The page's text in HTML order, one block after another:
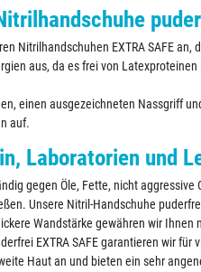
Nitrilhandschuhen EXTRA SAFE
aus, da es frei von
einen ausgezeichneten Nassgriff
auf.
Laboratorien und
gegen Öle, Fette, nicht
Unsere Nitril-Handschuhe
Wandstärke gewähren wir
EXTRA SAFE garantieren wir
Haut an und bieten ein sehr